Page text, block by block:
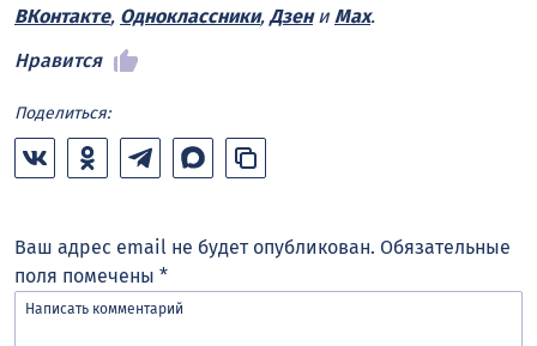
ВКонтакте, Одноклассники, Дзени Max.
Нравится
Поделиться:
Ваш адрес email не будет опубликован. Обязательные
поля помечены *